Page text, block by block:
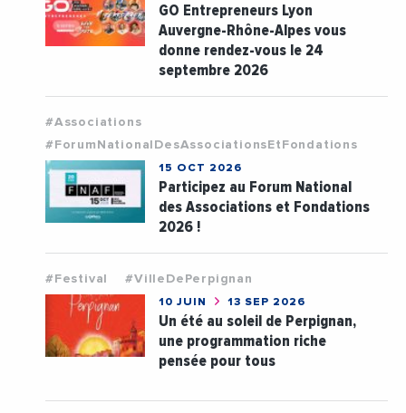
GO Entrepreneurs Lyon
Auvergne-Rhône-Alpes vous
donne rendez-vous le 24
septembre 2026
#Associations
#ForumNationalDesAssociationsEtFondations
15 OCT 2026
Participez au Forum National
des Associations et Fondations
2026 !
#Festival #VilleDePerpignan
10 JUIN 13 SEP 2026
Un été au soleil de Perpignan,
une programmation riche
pensée pour tous